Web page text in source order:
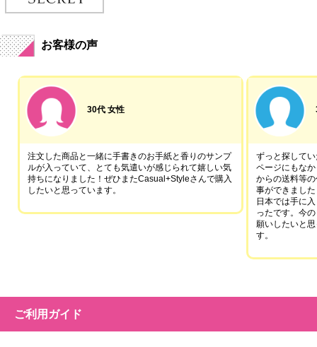
お客様の声
30代 女性
注文した商品と一緒に手書きのお手紙と香りのサンプ
ルが入っていて、とても気遣いが感じられて嬉しい気
持ちになりました！ぜひまたCasual+Styleさんで購入
したいと思っています。
ずっと探して
ページにもな
からの送料等
事ができました
日本では手に
ったです。今
願いしたいと
す。
ご利用ガイド